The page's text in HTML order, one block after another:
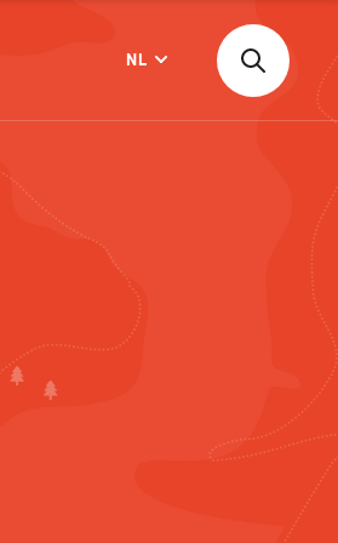
NL
Zoeken
naar